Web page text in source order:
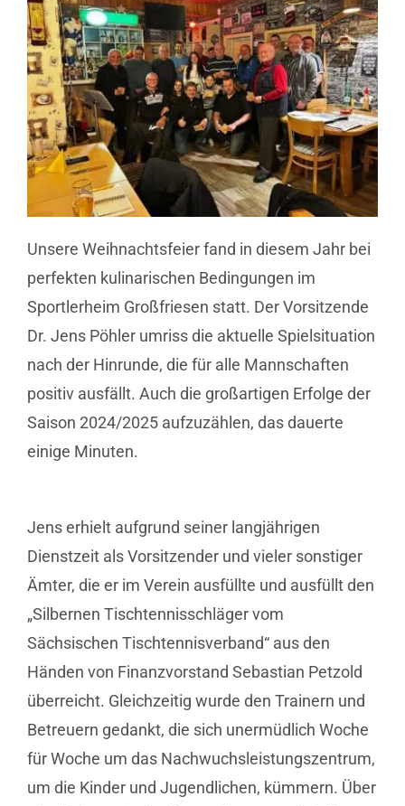
Unsere Weihnachtsfeier fand in diesem Jahr bei
perfekten kulinarischen Bedingungen im
Sportlerheim Großfriesen statt. Der Vorsitzende
Dr. Jens Pöhler umriss die aktuelle Spielsituation
nach der Hinrunde, die für alle Mannschaften
positiv ausfällt. Auch die großartigen Erfolge der
Saison 2024/2025 aufzuzählen, das dauerte
einige Minuten.
Jens erhielt aufgrund seiner langjährigen
Dienstzeit als Vorsitzender und vieler sonstiger
Ämter, die er im Verein ausfüllte und ausfüllt den
„Silbernen Tischtennisschläger vom
Sächsischen Tischtennisverband“ aus den
Händen von Finanzvorstand Sebastian Petzold
überreicht. Gleichzeitig wurde den Trainern und
Betreuern gedankt, die sich unermüdlich Woche
für Woche um das Nachwuchsleistungszentrum,
um die Kinder und Jugendlichen, kümmern. Über